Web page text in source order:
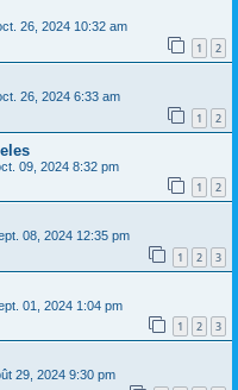
26, 2024 10:32 am
1 2
26, 2024 6:33 am
1 2
09, 2024 8:32 pm
1 2
08, 2024 12:35 pm
1 2 3
01, 2024 1:04 pm
1 2 3
29, 2024 9:30 pm